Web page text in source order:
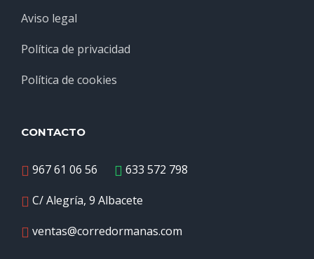
Aviso legal
Política de privacidad
Política de cookies
CONTACTO
967 61 06 56
633 572 798
C/ Alegría, 9 Albacete
ventas@corredormanas.com